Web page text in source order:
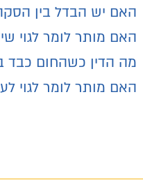
האם יש הבדל בין
האם מותר לומר לגוי
מה הדין כשהחום כבד
האם מותר לומר לגוי